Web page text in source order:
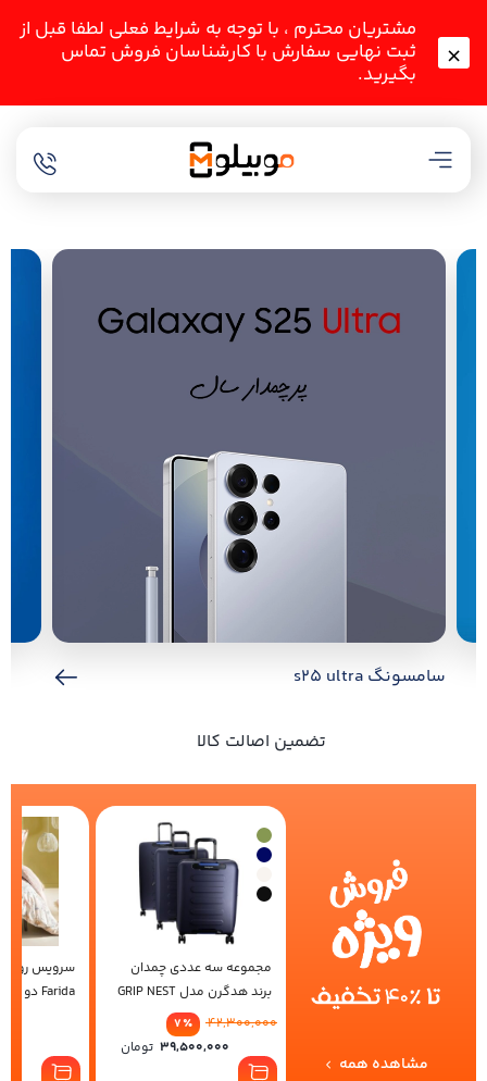
مشتریان محترم ، با توجه به شرایط فعلی لطفا قبل از
ثبت نهایی سفارش با کارشناسان فروش تماس
بگیرید.
سامسونگ s25 ultra
تضمین اصالت کالا
مشاهده همه
مجموعه سه عددی چمدان
برند هدگرن مدل GRIP NEST
(بلژیک)
٪7
42,300,000
39,500,000 تومان
سرویس
Farida دو نفره 3 تکه